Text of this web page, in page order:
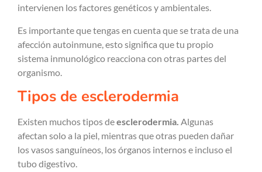
intervienen los factores genéticos y ambientales.
Es importante que tengas en cuenta que se trata de una
afección autoinmune, esto significa que tu propio
sistema inmunológico reacciona con otras partes del
organismo.
Tipos de esclerodermia
Existen muchos tipos deesclerodermia. Algunas
afectan solo a la piel, mientras que otras pueden dañar
los vasos sanguíneos, los órganos internos e incluso el
tubo digestivo.